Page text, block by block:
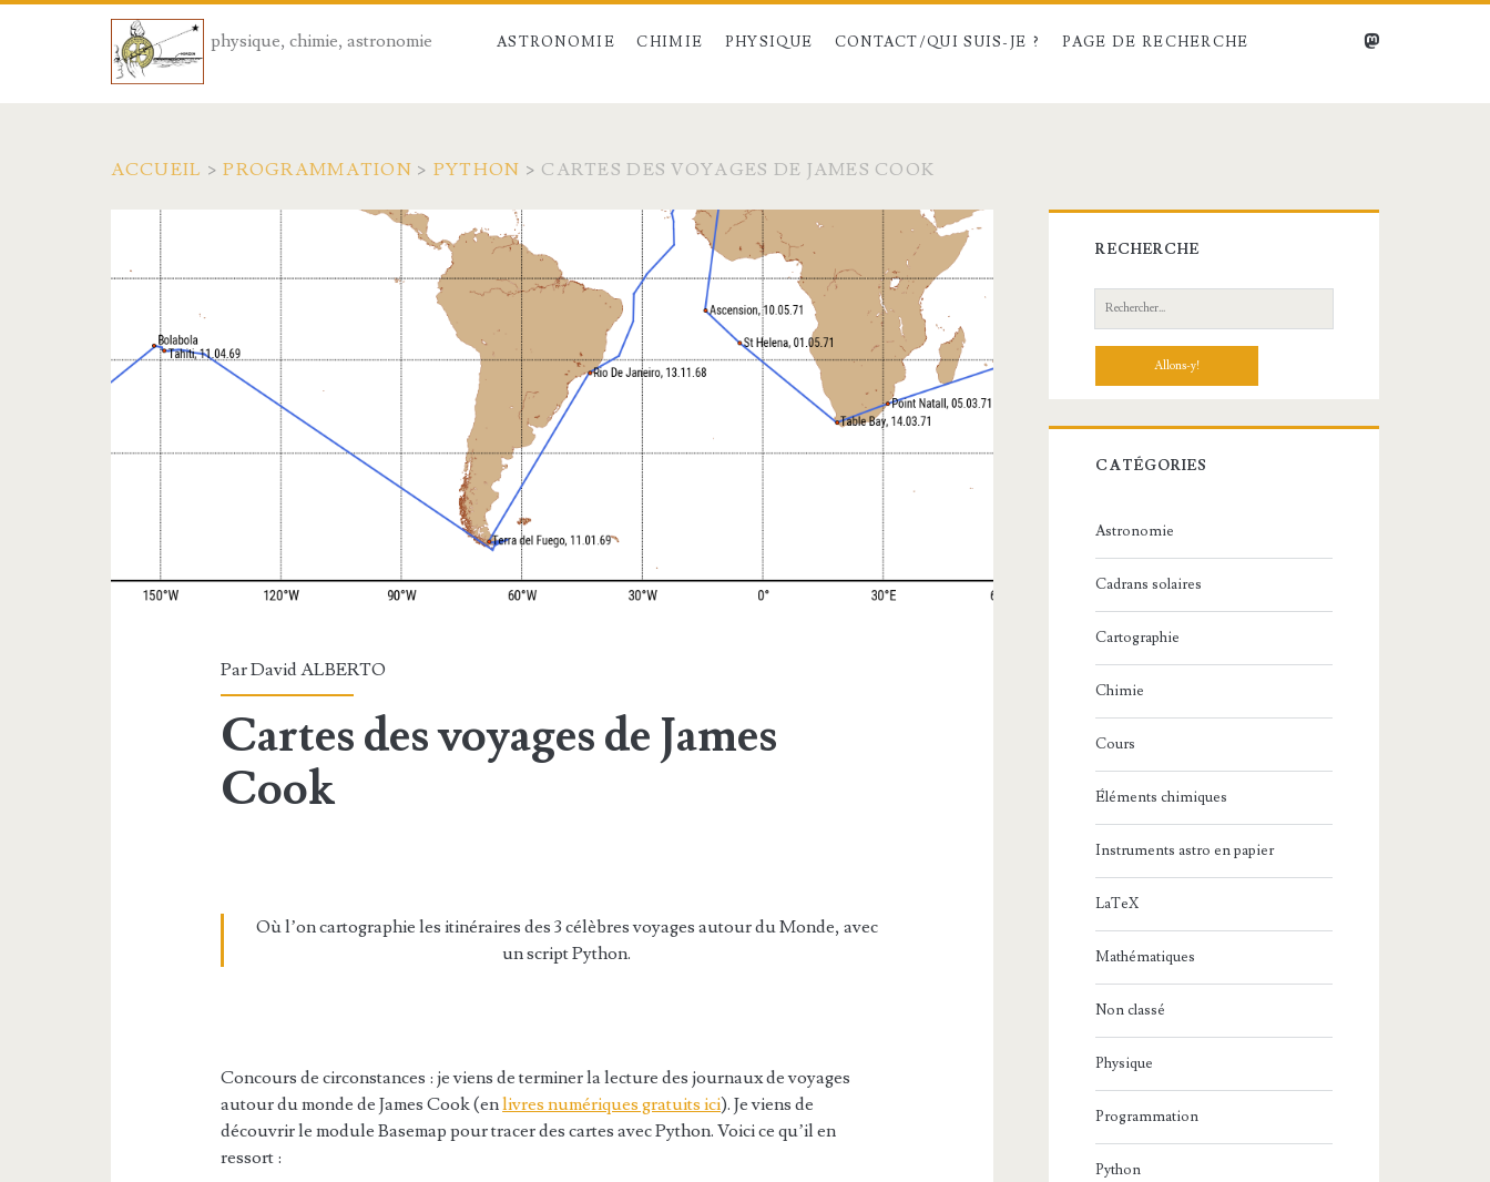
physique, chimie, astronomie ASTRONOMIE CHIMIE PHYSIQUE CONTACT/QUI SUIS-JE ? PAGE DE RECHERCHE mastodon
ACCUEIL >PROGRAMMATION > PYTHON > CARTES DES VOYAGES DE JAMES COOK
ParDavid ALBERTO
Cartes des voyages de James
Cook
Où l’on cartographie les itinéraires des 3 célèbres voyages autour du Monde, avec
un script Python.
Concours de circonstances : je viens de terminer la lecture des journaux de voyages
autour du monde de James Cook (enlivres numériques gratuits ici). Je viens de
découvrir le module Basemap pour tracer des cartes avec Python. Voici ce qu’il en
ressort :
Barre
latérale
principale
RECHERCHE
Recherche:
CATÉGORIES
Astronomie
Cadrans solaires
Cartographie
Chimie
Cours
Éléments chimiques
Instruments astro en papier
LaTeX
Mathématiques
Non classé
Physique
Programmation
Python